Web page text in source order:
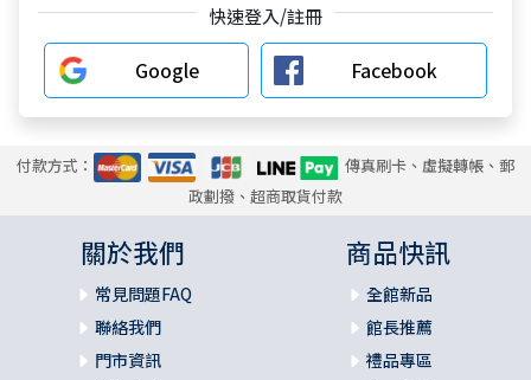
快速登入/註冊
Google Facebook
付款方式：
傳真刷卡、虛擬轉帳、郵
政劃撥、超商取貨付款
關於我們
常見問題FAQ
聯絡我們
門市資訊
商品快訊
全館新品
館長推薦
禮品專區